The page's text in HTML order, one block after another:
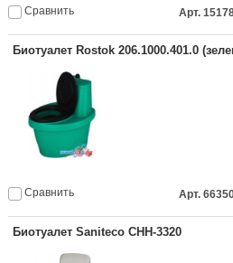
Сравнить Арт.
Биотуалет Rostok 206.1000.401.0
Сравнить Арт.
Биотуалет Saniteco CHH-3320